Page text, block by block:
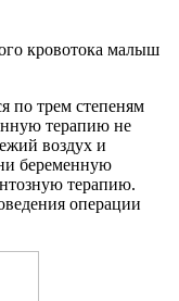
кровотока малыш
по трем степеням
терапию не
воздух и
беременную
терапию.
операции